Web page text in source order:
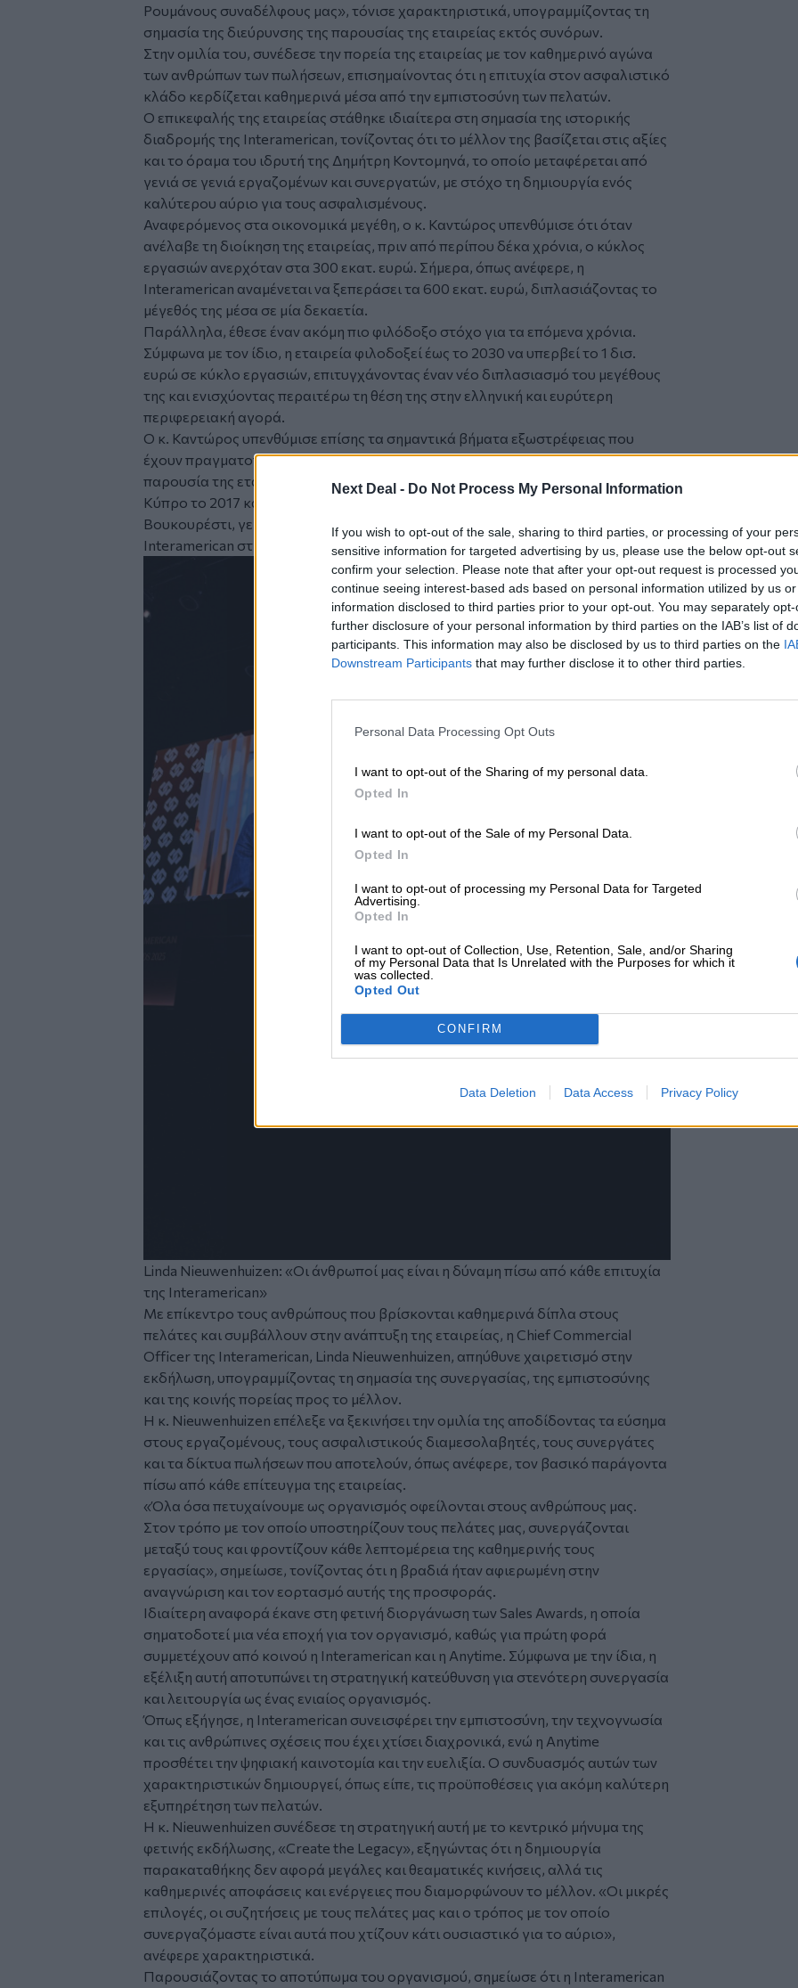
Next Deal - Do Not Process My Personal Information
If you wish to opt-out of the sale, sharing to third parties, or processing of your
sensitive information for targeted advertising by us, please use the below opt-out
confirm your selection. Please note that after your opt-out request is processed
continue seeing interest-based ads based on personal information utilized by us
information disclosed to third parties prior to your opt-out. You may separately
further disclosure of your personal information by third parties on the IAB’s list of
participants. This information may also be disclosed by us to third parties on the
Downstream Participants that may further disclose it to other third parties.
Personal Data Processing Opt Outs
I want to opt-out of the Sharing of my personal data.
Opted In
I want to opt-out of the Sale of my Personal Data.
Opted In
I want to opt-out of processing my Personal Data for Targeted
Advertising.
Opted In
I want to opt-out of Collection, Use, Retention, Sale, and/or Sharing
of my Personal Data that Is Unrelated with the Purposes for which it
was collected.
Opted Out
CONFIRM
Data Deletion Data Access Privacy Policy
Ρουμάνους συναδέλφους μας», τόνισε χαρακτηριστικά, υπογραμμίζοντας τη
σημασία της διεύρυνσης της παρουσίας της εταιρείας εκτός συνόρων.
Στην ομιλία του, συνέδεσε την πορεία της εταιρείας με τον καθημερινό αγώνα
των ανθρώπων των πωλήσεων, επισημαίνοντας ότι η επιτυχία στον ασφαλιστικό
κλάδο κερδίζεται καθημερινά μέσα από την εμπιστοσύνη των πελατών.
Ο επικεφαλής της εταιρείας στάθηκε ιδιαίτερα στη σημασία της ιστορικής
διαδρομής της Interamerican, τονίζοντας ότι το μέλλον της βασίζεται στις αξίες
και το όραμα του ιδρυτή της Δημήτρη Κοντομηνά, το οποίο μεταφέρεται από
γενιά σε γενιά εργαζομένων και συνεργατών, με στόχο τη δημιουργία ενός
καλύτερου αύριο για τους ασφαλισμένους.
Αναφερόμενος στα οικονομικά μεγέθη, ο κ. Καντώρος υπενθύμισε ότι όταν
ανέλαβε τη διοίκηση της εταιρείας, πριν από περίπου δέκα χρόνια, ο κύκλος
εργασιών ανερχόταν στα 300 εκατ. ευρώ. Σήμερα, όπως ανέφερε, η
Interamerican αναμένεται να ξεπεράσει τα 600 εκατ. ευρώ, διπλασιάζοντας το
μέγεθός της μέσα σε μία δεκαετία.
Παράλληλα, έθεσε έναν ακόμη πιο φιλόδοξο στόχο για τα επόμενα χρόνια.
Σύμφωνα με τον ίδιο, η εταιρεία φιλοδοξεί έως το 2030 να υπερβεί το 1 δισ.
ευρώ σε κύκλο εργασιών, επιτυγχάνοντας έναν νέο διπλασιασμό του μεγέθους
της και ενισχύοντας περαιτέρω τη θέση της στην ελληνική και ευρύτερη
περιφερειακή αγορά.
Ο κ. Καντώρος υπενθύμισε επίσης τα σημαντικά βήματα εξωστρέφειας που
έχουν πραγματοποιηθεί τα τελευταία χρόνια, σημειώνοντας ότι μετά την ισχυρή
παρουσία της εταιρείας σε ολόκληρη την Ελλάδα, ακολούθησε η επέκταση στην
Κύπρο το 2017 και πρόσφατα η δημιουργία των νέων γραφείων στο
Βουκουρέστι, γεγονότα που σηματοδοτούν τη νέα αναπτυξιακή πορεία της
Interamerican στη Νοτιοανατολική Ευρώπη.
Linda Nieuwenhuizen: «Οι άνθρωποί μας είναι η δύναμη πίσω από κάθε επιτυχία
της Interamerican»
Με επίκεντρο τους ανθρώπους που βρίσκονται καθημερινά δίπλα στους
πελάτες και συμβάλλουν στην ανάπτυξη της εταιρείας, η Chief Commercial
Officer της Interamerican, Linda Nieuwenhuizen, απηύθυνε χαιρετισμό στην
εκδήλωση, υπογραμμίζοντας τη σημασία της συνεργασίας, της εμπιστοσύνης
και της κοινής πορείας προς το μέλλον.
Η κ. Nieuwenhuizen επέλεξε να ξεκινήσει την ομιλία της αποδίδοντας τα εύσημα
στους εργαζομένους, τους ασφαλιστικούς διαμεσολαβητές, τους συνεργάτες
και τα δίκτυα πωλήσεων που αποτελούν, όπως ανέφερε, τον βασικό παράγοντα
πίσω από κάθε επίτευγμα της εταιρείας.
«Όλα όσα πετυχαίνουμε ως οργανισμός οφείλονται στους ανθρώπους μας.
Στον τρόπο με τον οποίο υποστηρίζουν τους πελάτες μας, συνεργάζονται
μεταξύ τους και φροντίζουν κάθε λεπτομέρεια της καθημερινής τους
εργασίας», σημείωσε, τονίζοντας ότι η βραδιά ήταν αφιερωμένη στην
αναγνώριση και τον εορτασμό αυτής της προσφοράς.
Ιδιαίτερη αναφορά έκανε στη φετινή διοργάνωση των Sales Awards, η οποία
σηματοδοτεί μια νέα εποχή για τον οργανισμό, καθώς για πρώτη φορά
συμμετέχουν από κοινού η Interamerican και η Anytime. Σύμφωνα με την ίδια, η
εξέλιξη αυτή αποτυπώνει τη στρατηγική κατεύθυνση για στενότερη συνεργασία
και λειτουργία ως ένας ενιαίος οργανισμός.
Όπως εξήγησε, η Interamerican συνεισφέρει την εμπιστοσύνη, την τεχνογνωσία
και τις ανθρώπινες σχέσεις που έχει χτίσει διαχρονικά, ενώ η Anytime
προσθέτει την ψηφιακή καινοτομία και την ευελιξία. Ο συνδυασμός αυτών των
χαρακτηριστικών δημιουργεί, όπως είπε, τις προϋποθέσεις για ακόμη καλύτερη
εξυπηρέτηση των πελατών.
Η κ. Nieuwenhuizen συνέδεσε τη στρατηγική αυτή με το κεντρικό μήνυμα της
φετινής εκδήλωσης, «Create the Legacy», εξηγώντας ότι η δημιουργία
παρακαταθήκης δεν αφορά μεγάλες και θεαματικές κινήσεις, αλλά τις
καθημερινές αποφάσεις και ενέργειες που διαμορφώνουν το μέλλον. «Οι μικρές
επιλογές, οι συζητήσεις με τους πελάτες μας και ο τρόπος με τον οποίο
συνεργαζόμαστε είναι αυτά που χτίζουν κάτι ουσιαστικό για το αύριο»,
ανέφερε χαρακτηριστικά.
Παρουσιάζοντας το αποτύπωμα του οργανισμού, σημείωσε ότι η Interamerican